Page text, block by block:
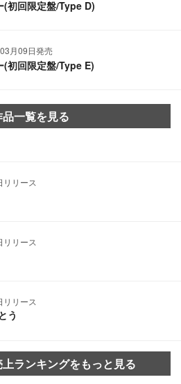
(初回限定盤/Type D)
月09日発売
(初回限定盤/Type E)
一覧を見る
リース
リース
リース
う
ランキングをもっと見る